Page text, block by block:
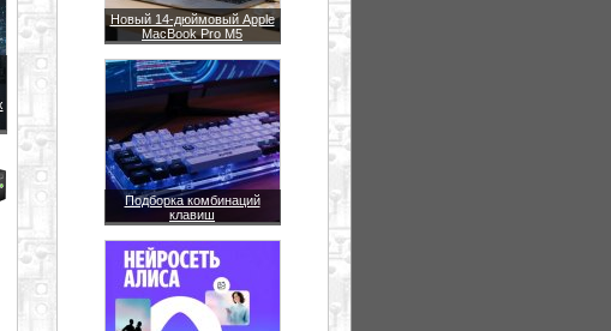
Новый 14-дюймовый Apple
MacBook Pro M5
Подборка комбинаций
клавиш